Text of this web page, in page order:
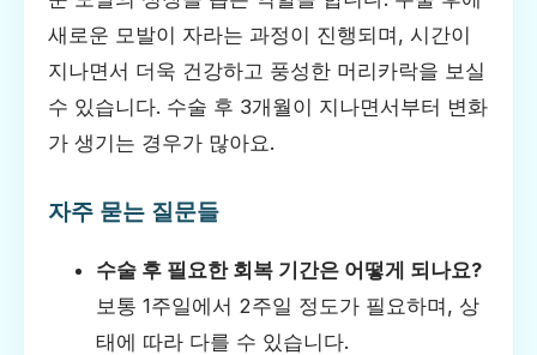
새로운 모발이 자라는 과정이 진행되며, 시간이
지나면서 더욱 건강하고 풍성한 머리카락을 보실
수 있습니다. 수술 후 3개월이 지나면서부터 변화
가 생기는 경우가 많아요.
자주 묻는 질문들
수술 후 필요한 회복 기간은 어떻게 되나요?
보통 1주일에서 2주일 정도가 필요하며, 상
태에 따라 다를 수 있습니다.